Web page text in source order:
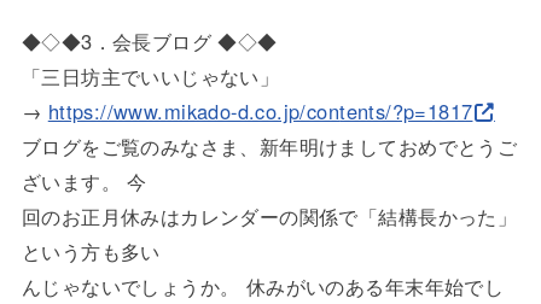
◆◇◆3．会長ブログ ◆◇◆
「三日坊主でいいじゃない」
→ https://www.mikado-d.co.jp/contents/?p=1817
ブログをご覧のみなさま、新年明けましておめでとうご
ざいます。 今
回のお正月休みはカレンダーの関係で「結構長かった」
という方も多い
んじゃないでしょうか。 休みがいのある年末年始でし